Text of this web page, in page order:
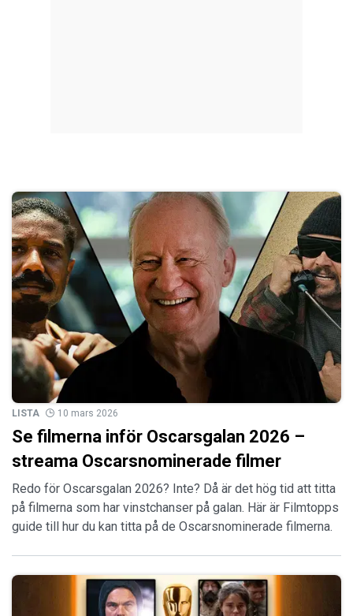
LISTA 10 mars 2026
Se filmerna inför Oscarsgalan 2026 –
streama Oscarsnominerade filmer
Redo för Oscarsgalan 2026? Inte? Då är det hög tid att titta
på filmerna som har vinstchanser på galan. Här är Filmtopps
guide till hur du kan titta på de Oscarsnominerade filmerna.